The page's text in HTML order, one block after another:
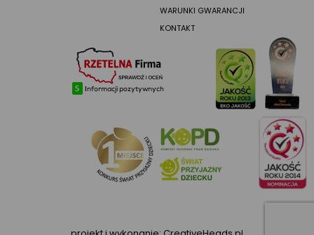
WARUNKI GWARANCJI
KONTAKT